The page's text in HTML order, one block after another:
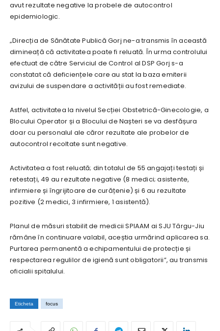
avut rezultate negative la probele de autocontrol
epidemiologic.
„Direcția de Sănătate Publică Gorj ne-a transmis în această
dimineață că activitatea poate fi reluată. În urma controlului
efectuat de către Serviciul de Control al DSP Gorj s-a
constatat că deficiențele care au stat la baza emiterii
avizului de suspendare a activității au fost remediate.
Astfel, activitatea la nivelul Secției Obstetrică-Ginecologie, a
Blocului Operator și a Blocului de Nașteri se va desfășura
doar cu personalul ale căror rezultate ale probelor de
autocontrol recoltate sunt negative.
Activitatea a fost reluată; din totalul de 55 angajați testați și
retestați, 49 au rezultate negative (8 medici; asistente,
infirmiere și îngrijitoare de curățenie) și 6 au rezultate
pozitive (2 medici, 3 infirmiere, 1 asistentă).
Planul de măsuri stabilit de medicii SPIAAM ai SJU Târgu-Jiu
rămâne în continuare valabil, aceștia urmărind aplicarea sa.
Purtarea permanentă a echipamentului de protecție și
respectarea regulilor de igienă sunt obligatorii”, au transmis
oficialii spitalului.
Eticheta focus